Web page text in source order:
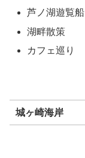
芦ノ湖遊覧船
湖畔散策
カフェ巡り
城ヶ崎海岸